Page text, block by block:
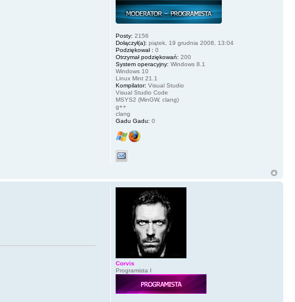
Posty: 2156
Dołączył(a): piątek, 19 grudnia 2008, 13:04
Podziękował : 0
Otrzymał podziękowań: 200
System operacyjny: Windows 8.1
Windows 10
Linux Mint 21.1
Kompilator: Visual Studio
Visual Studio Code
MSYS2 (MinGW, clang)
g++
clang
Gadu Gadu: 0
Corvis
Programista I